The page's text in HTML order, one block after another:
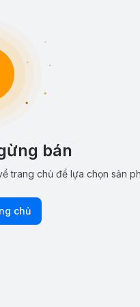
bán
trang chủ để lựa chọn sản
chủ